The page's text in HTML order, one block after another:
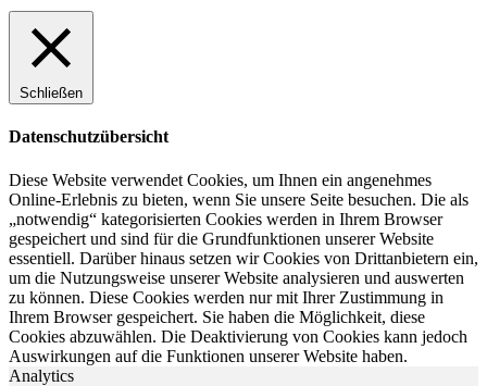
Schließen
Datenschutzübersicht
Diese Website verwendet Cookies, um Ihnen ein angenehmes
Online-Erlebnis zu bieten, wenn Sie unsere Seite besuchen. Die als
„notwendig“ kategorisierten Cookies werden in Ihrem Browser
gespeichert und sind für die Grundfunktionen unserer Website
essentiell. Darüber hinaus setzen wir Cookies von Drittanbietern ein,
um die Nutzungsweise unserer Website analysieren und auswerten
zu können. Diese Cookies werden nur mit Ihrer Zustimmung in
Ihrem Browser gespeichert. Sie haben die Möglichkeit, diese
Cookies abzuwählen. Die Deaktivierung von Cookies kann jedoch
Auswirkungen auf die Funktionen unserer Website haben.
Analytics